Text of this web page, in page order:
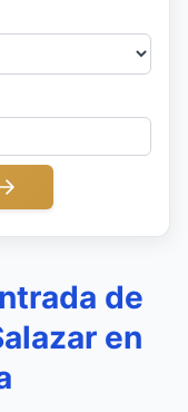
de
en